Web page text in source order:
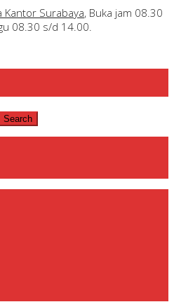
Kantor Surabaya, Buka jam 08.30
08.30 s/d 14.00.